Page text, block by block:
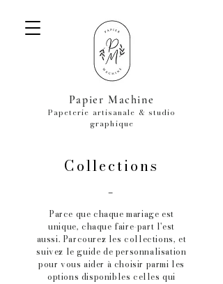
Papier Machine
Papeterie artisanale & studio
graphique
Collections
-
Parce que chaque mariage est
unique, chaque faire-part l'est
aussi. Parcourez les collections, et
suivez le guide de personnalisation
pour vous aider à choisir parmi les
options disponibles celles qui